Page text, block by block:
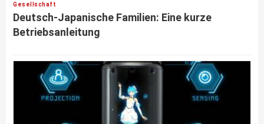
Gesellschaft
Deutsch-Japanische Familien: Eine kurze
Betriebsanleitung